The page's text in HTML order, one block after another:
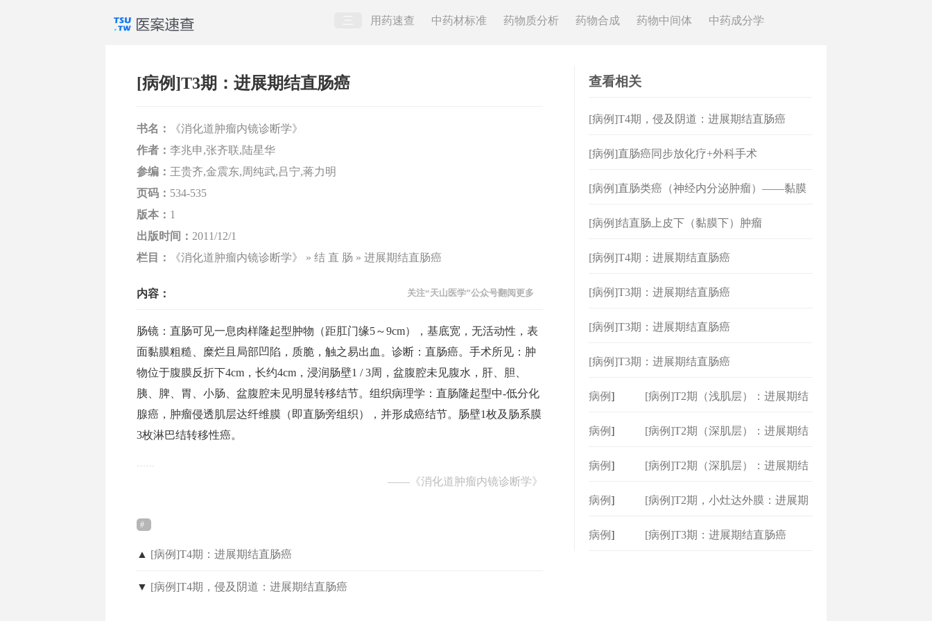
用药速查 中药材标准 药物质分析 药物合成 药物中间体 中药成分学
[病例]T3期：进展期结直肠癌
书名：
《消化道肿瘤内镜诊断学》
作者： 李兆申,张齐联,陆星华
参编： 王贵齐,金震东,周纯武,吕宁,蒋力明
页码： 534-535
版本： 1
出版时间： 2011/12/1
栏目：
《消化道肿瘤内镜诊断学》 » 结 直 肠 » 进展期结直肠癌
内容： 关注“天山医学”公众号翻阅更多
肠镜：直肠可见一息肉样隆起型肿物（距肛门缘5～9cm），基底宽，无活动性，表
面黏膜粗糙、糜烂且局部凹陷，质脆，触之易出血。诊断：直肠癌。手术所见：肿
物位于腹膜反折下4cm，长约4cm，浸润肠壁1 / 3周，盆腹腔未见腹水，肝、胆、
胰、脾、胃、小肠、盆腹腔未见明显转移结节。组织病理学：直肠隆起型中-低分化
腺癌，肿瘤侵透肌层达纤维膜（即直肠旁组织），并形成癌结节。肠壁1枚及肠系膜
3枚淋巴结转移性癌。
—— 《消化道肿瘤内镜诊断学》
▲ [病例]T4期：进展期结直肠癌
▼ [病例]T4期，侵及阴道：进展期结直肠癌
查看相关
[病例]T4期，侵及阴道：进展期结直肠癌
[病例]直肠癌同步放化疗+外科手术
[病例]直肠类癌（神经内分泌肿瘤）——黏膜
[病例]结直肠上皮下（黏膜下）肿瘤
[病例]T4期：进展期结直肠癌
[病例]T3期：进展期结直肠癌
[病例]T3期：进展期结直肠癌
[病例]T3期：进展期结直肠癌
病例]
[病例]T2期（浅肌层）：进展期结
病例]
[病例]T2期（深肌层）：进展期结
病例]
[病例]T2期（深肌层）：进展期结
病例]
[病例]T2期，小灶达外膜：进展期
病例] [病例]T3期：进展期结直肠癌